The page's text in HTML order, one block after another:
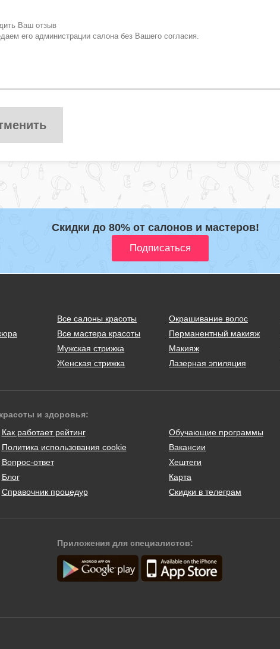
Ваш отзыв
его администрации салона без Вашего согласия.
Скидки до 80% от салонов и мастеров!
Все салоны красоты
Все мастера красоты
Мужская стрижка
Женская стрижка
Окрашивание волос
Перманентный макияж
Макияж
Лазерная эпиляция
и здоровья:
Как работает рейтинг
Политика использования cookie
Вопрос-ответ
Блог
Справочник процедур
Обучающие программы
Вакансии
Хештеги
Карта
Скидки в телеграм
Приложения для специалистов: